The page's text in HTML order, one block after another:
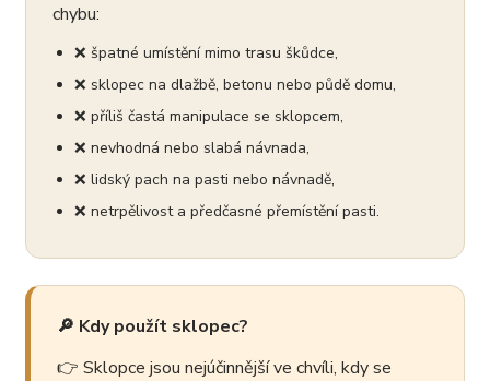
chybu:
❌ špatné umístění mimo trasu škůdce,
❌ sklopec na dlažbě, betonu nebo půdě domu,
❌ příliš častá manipulace se sklopcem,
❌ nevhodná nebo slabá návnada,
❌ lidský pach na pasti nebo návnadě,
❌ netrpělivost a předčasné přemístění pasti.
🔎 Kdy použít sklopec?
👉 Sklopce jsou nejúčinnější ve chvíli, kdy se